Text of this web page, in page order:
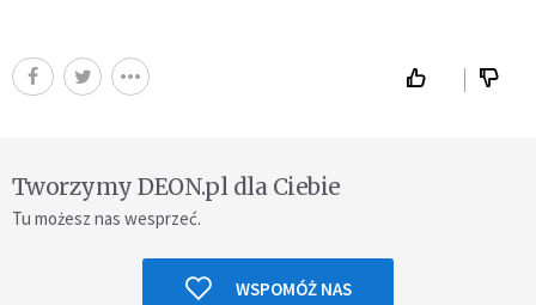
Tworzymy DEON.pl dla Ciebie
Tu możesz nas wesprzeć.
WSPOMÓŻ NAS